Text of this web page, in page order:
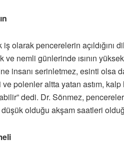
olarak pencerelerin açıldığını
ve nemli günlerinde ısının
insanı serinletmez, esinti olsa
polenler altta yatan astım, kalp
dedi. Dr. Sönmez,
düşük olduğu akşam saatleri